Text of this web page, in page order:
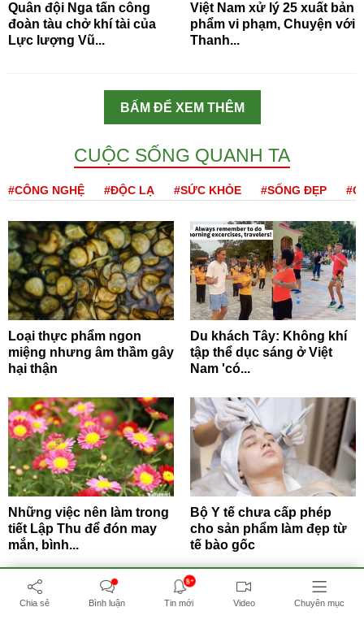
Quân đội Nga tấn công
đoàn tàu chở khí tài của
Lực lượng Vũ...
Việt Nam xử lý 25 xuất bản
phẩm vi phạm, Chuyện với
Thanh...
BẤM ĐỂ XEM THÊM
CUỘC SỐNG QUANH TA
#CÔNG NGHỆ #ĐỘC LẠ #SỨC KHỎE #SỐNG ĐẸP
Loại thực phẩm ngon
miệng nhưng âm thầm gây
hại thận
Du khách Tây: Không khí
tập thể dục sáng ở Việt
Nam 'có...
Những việc nên làm trong
tiết Lập Thu để đón may
mắn, bình...
Bộ Y tế chưa cấp phép
cho sản phẩm làm đẹp từ
tế bào gốc
Chia sẻ Bình luận
8+
Tin mới Video Chuyên mục